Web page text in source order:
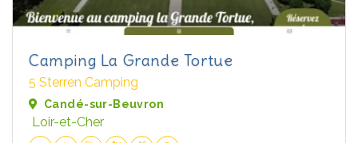
Camping La Grande Tortue
5 Sterren Camping
Candé-sur-Beuvron
Loir-et-Cher